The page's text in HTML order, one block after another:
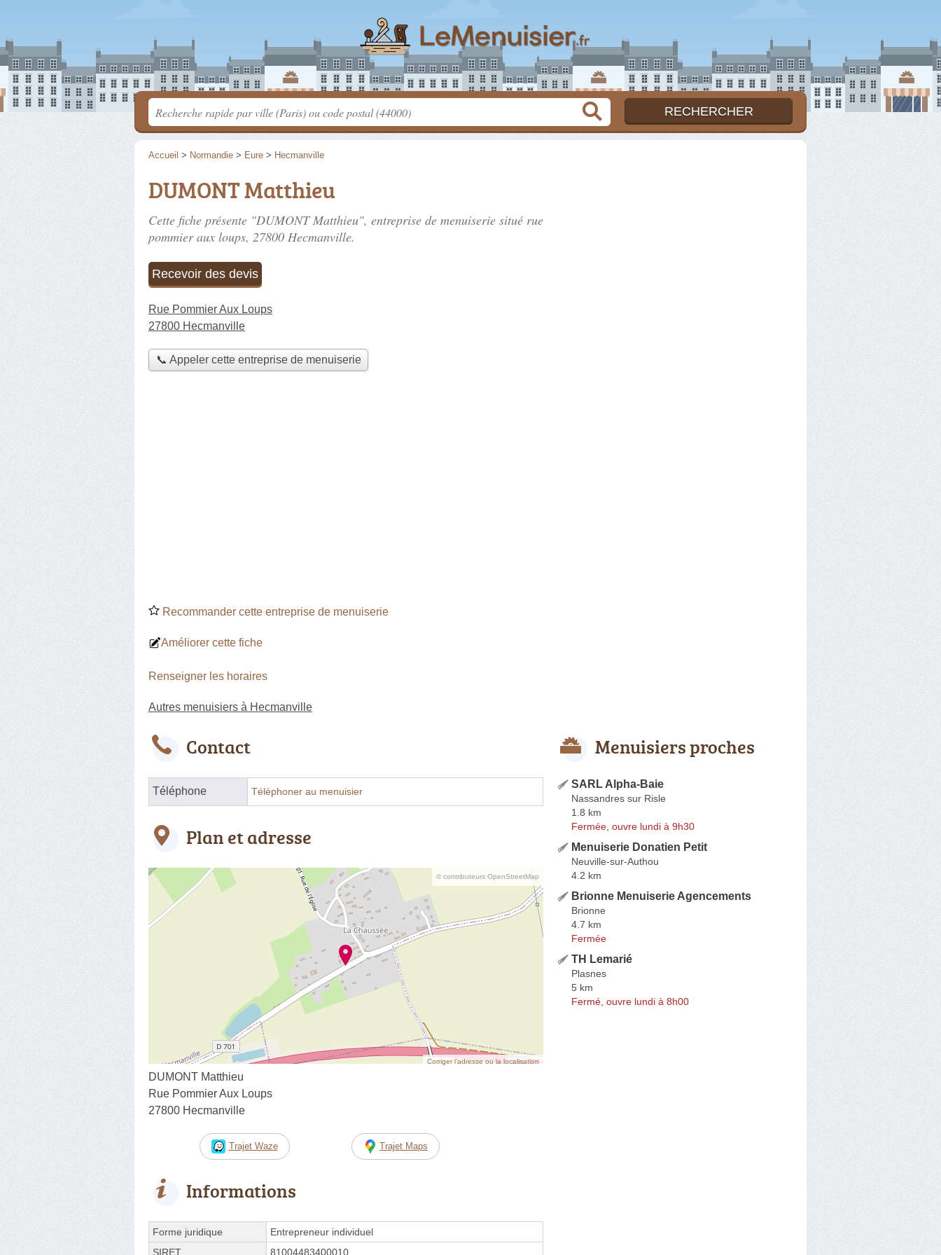
Accueil > Normandie > Eure > Hecmanville
DUMONT Matthieu
Cette fiche présente "DUMONT Matthieu", entreprise de menuiserie situé rue
pommier aux loups, 27800 Hecmanville.
Recevoir des devis
Rue Pommier Aux Loups
27800 Hecmanville
📞 Appeler cette entreprise de menuiserie
Recommander cette entreprise de menuiserie
Améliorer cette fiche
Renseigner les horaires
Autres menuisiers à Hecmanville
Contact
Téléphone Téléphoner au menuisier
Plan et adresse
© contributeurs OpenStreetMap
Corriger l’adresse ou la localisation
DUMONT Matthieu
Rue Pommier Aux Loups
27800 Hecmanville
Trajet Waze Trajet Maps
Informations
Forme juridique
Entrepreneur individuel
SIRET
81004483400010
Menuisiers proches
SARL Alpha-Baie
Nassandres sur Risle
1.8 km
Fermée, ouvre lundi à 9h30
Menuiserie Donatien Petit
Neuville-sur-Authou
4.2 km
Brionne Menuiserie Agencements
Brionne
4.7 km
Fermée
TH Lemarié
Plasnes
5 km
Fermé, ouvre lundi à 8h00